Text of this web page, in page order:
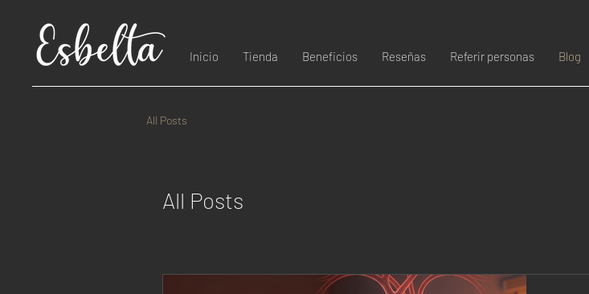
Inicio Tienda Beneficios Reseñas Referir personas Blog
All Posts
All Posts